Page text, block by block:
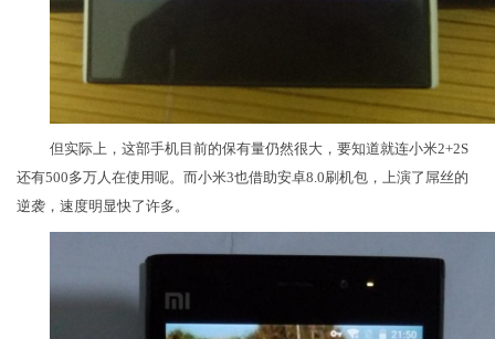
但实际上，这部手机目前的保有量仍然很大，要知道就连小米2+2S
还有500多万人在使用呢。而小米3也借助安卓8.0刷机包，上演了屌丝的
逆袭，速度明显快了许多。